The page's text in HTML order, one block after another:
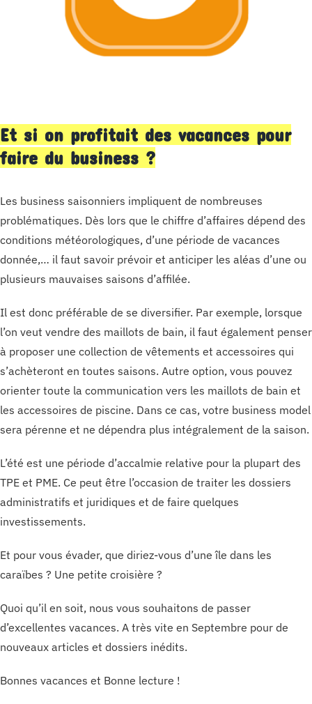
Et si on profitait des vacances pour
faire du business ?
Les business saisonniers impliquent de nombreuses
problématiques. Dès lors que le chiffre d’affaires dépend des
conditions météorologiques, d’une période de vacances
donnée,… il faut savoir prévoir et anticiper les aléas d’une ou
plusieurs mauvaises saisons d’affilée.
Il est donc préférable de se diversifier. Par exemple, lorsque
l’on veut vendre des maillots de bain, il faut également penser
à proposer une collection de vêtements et accessoires qui
s’achèteront en toutes saisons. Autre option, vous pouvez
orienter toute la communication vers les maillots de bain et
les accessoires de piscine. Dans ce cas, votre business model
sera pérenne et ne dépendra plus intégralement de la saison.
L’été est une période d’accalmie relative pour la plupart des
TPE et PME. Ce peut être l’occasion de traiter les dossiers
administratifs et juridiques et de faire quelques
investissements.
Et pour vous évader, que diriez-vous d’une île dans les
caraïbes ? Une petite croisière ?
Quoi qu’il en soit, nous vous souhaitons de passer
d’excellentes vacances. A très vite en Septembre pour de
nouveaux articles et dossiers inédits.
Bonnes vacances et Bonne lecture !